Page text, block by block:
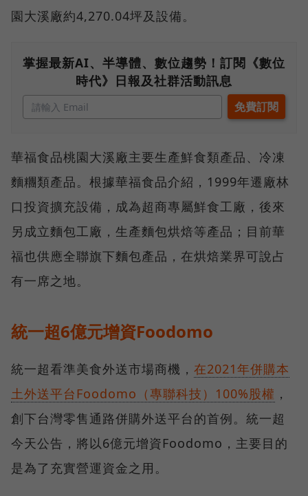
園大溪廠約4,270.04坪及設備。
掌握最新AI、半導體、數位趨勢！訂閱《數位
時代》日報及社群活動訊息
華福食品桃園大溪廠主要生產鮮食類產品、冷凍
麵糰類產品。根據華福食品介紹，1999年遷廠林
口投資擴充設備，成為超商專屬鮮食工廠，後來
另成立麵包工廠，生產麵包烘焙等產品；目前華
福也供應全聯旗下麵包產品，在烘焙業界可說占
有一席之地。
統一超6億元增資Foodomo
統一超看準美食外送市場商機， 在2021年併購本
土外送平台Foodomo（專聯科技）100%股權 ，
創下台灣零售通路併購外送平台的首例。統一超
今天公告，將以6億元增資Foodomo，主要目的
是為了充實營運資金之用。